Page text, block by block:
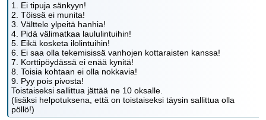
1. Ei tipuja sänkyyn!
2. Töissä ei munita!
3. Välttele ylpeitä hanhia!
4. Pidä välimatkaa laululintuihin!
5. Eikä kosketa ilolintuihin!
6. Ei saa olla tekemisissä vanhojen kottaraisten kanssa!
7. Korttipöydässä ei enää kynitä!
8. Toisia kohtaan ei olla nokkavia!
9. Pyy pois pivosta!
Toistaiseksi sallittua jättää ne 10 oksalle.
(lisäksi helpotuksena, että on toistaiseksi täysin sallittua olla
pöllö!)